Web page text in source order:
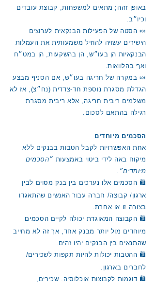
באופן זהה; מתאים למשפחות, קבוצת עובדים
וכיו״ב.
🍬 הסטה של הפעילות הבנקאית לערוצים
הישירים עשויה להוזיל משמעותית את העמלות
הבנקאיות הן בעו״ש, הן בהשקעות, הן במט״ח
ואף בהלוואות.
🍬 במקרה של חריגה בעו״ש, אם הסניף מבצע
הגדלת מסגרת נוספת חד-צדדית (נח״צ), אז לא
משלמים ריבית חריגה, אלא ריבית מסגרת
רגילה בהתאם לסכום.
הסכמים מיוחדים
אחת האפשרויות לקבל הטבות בבנקים ללא
מיקוח באה לידי ביטוי באמצעות ״הסכמים
מיוחדים״ .
🛍 הסכמים אלו נערכים בין בנק מסוים לבין
ארגון/ קבוצה/ חברה עבור האנשים שהתאגדו
בצורה זו או אחרת.
🛍 הקבוצה המאוגדת יכולה לקיים הסכמים
מיוחדים מול יותר מבנק אחד, אך זה לא מחייב
שהתנאים בין הבנקים יהיו זהים.
🛍 ההטבות יכולות להיות תקפות לשכירים/
לחברים בארגון.
🛍 דוגמות לקבוצות אוכלוסיה: שכירים,